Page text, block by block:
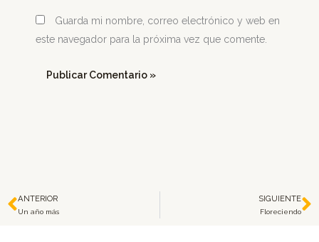
Guarda mi nombre, correo electrónico y web en
este navegador para la próxima vez que comente.
Prev
ANTERIOR
Un año más
SIGUIENTE
Floreciendo